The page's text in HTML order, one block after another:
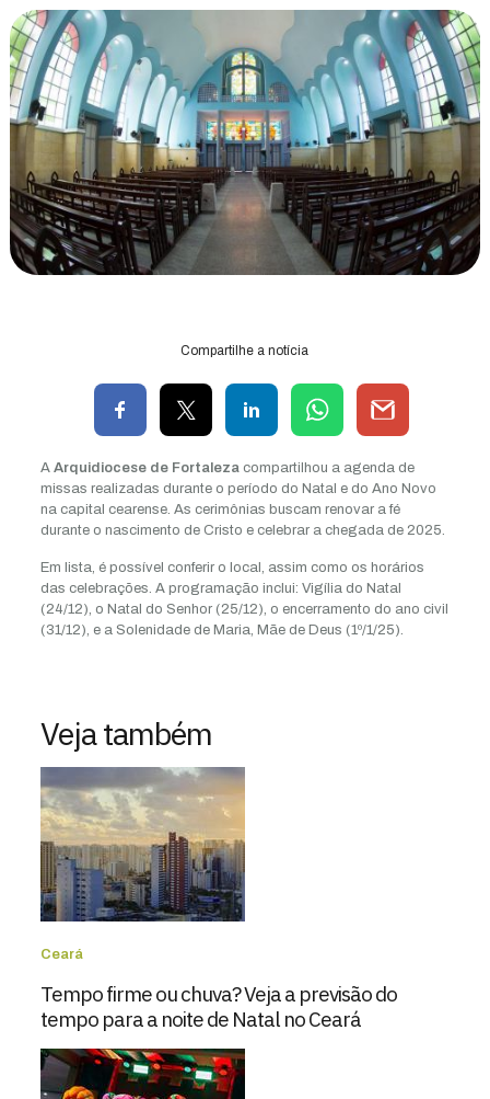
Compartilhe a notícia
A Arquidiocese de Fortalezacompartilhou a agenda de
missas realizadas durante o período do Natal e do Ano Novo
na capital cearense. As cerimônias buscam renovar a fé
durante o nascimento de Cristo e celebrar a chegada de 2025.
Em lista, é possível conferir o local, assim como os horários
das celebrações. A programação inclui: Vigília do Natal
(24/12), o Natal do Senhor (25/12), o encerramento do ano civil
(31/12), e a Solenidade de Maria, Mãe de Deus (1º/1/25).
Veja também
Ceará
Tempo firme ou chuva? Veja a previsão do
tempo para a noite de Natal no Ceará